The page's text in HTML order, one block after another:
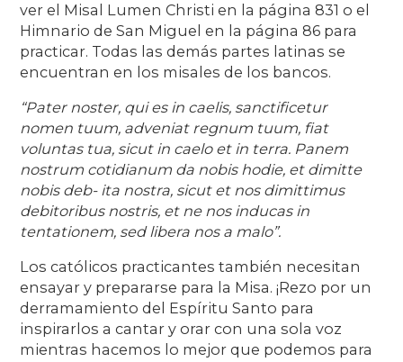
ver el Misal Lumen Christi en la página 831 o el
Himnario de San Miguel en la página 86 para
practicar. Todas las demás partes latinas se
encuentran en los misales de los bancos.
“Pater noster, qui es in caelis, sanctificetur
nomen tuum, adveniat regnum tuum, fiat
voluntas tua, sicut in caelo et in terra. Panem
nostrum cotidianum da nobis hodie, et dimitte
nobis deb- ita nostra, sicut et nos dimittimus
debitoribus nostris, et ne nos inducas in
tentationem, sed libera nos a malo”.
Los católicos practicantes también necesitan
ensayar y prepararse para la Misa. ¡Rezo por un
derramamiento del Espíritu Santo para
inspirarlos a cantar y orar con una sola voz
mientras hacemos lo mejor que podemos para